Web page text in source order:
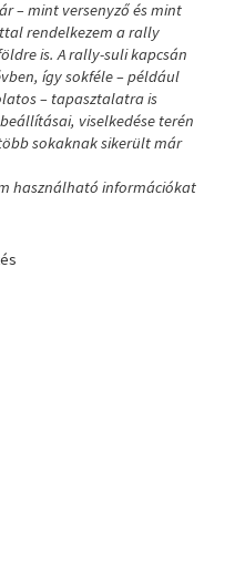
– mint versenyző és mint
rendelkezem a rally
is. A rally-suli kapcsán
így sokféle – például
– tapasztalatra is
viselkedése terén
sokaknak sikerült már
használható információkat